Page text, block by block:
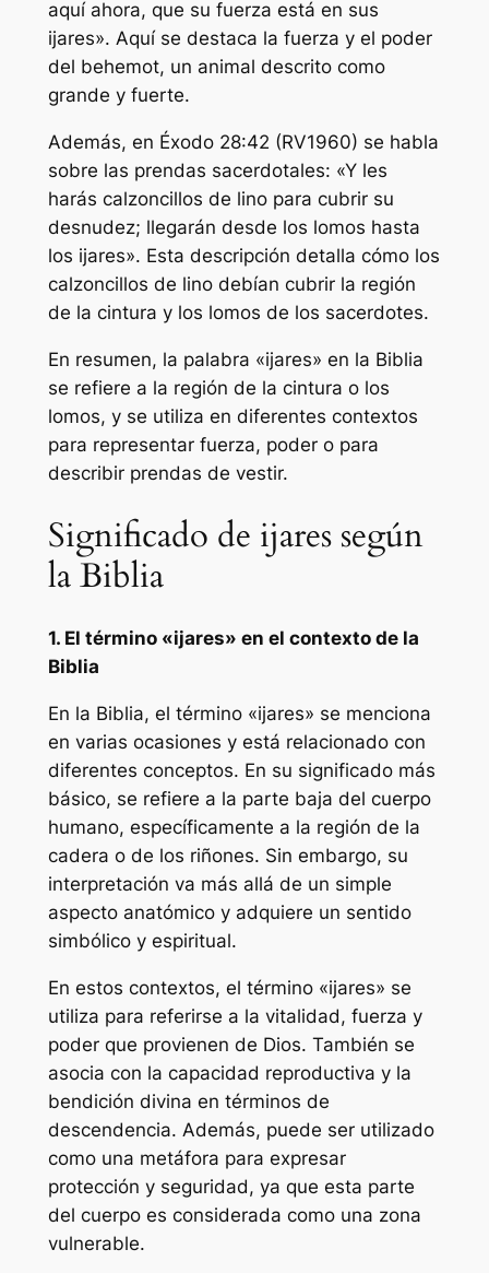
aquí ahora, que su fuerza está en sus
ijares». Aquí se destaca la fuerza y el poder
del behemot, un animal descrito como
grande y fuerte.
Además, en Éxodo 28:42 (RV1960) se habla
sobre las prendas sacerdotales: «Y les
harás calzoncillos de lino para cubrir su
desnudez; llegarán desde los lomos hasta
los ijares». Esta descripción detalla cómo los
calzoncillos de lino debían cubrir la región
de la cintura y los lomos de los sacerdotes.
En resumen, la palabra «ijares» en la Biblia
se refiere a la región de la cintura o los
lomos, y se utiliza en diferentes contextos
para representar fuerza, poder o para
describir prendas de vestir.
Significado de ijares según
la Biblia
1. El término «ijares» en el contexto de la
Biblia
En la Biblia, el término «ijares» se menciona
en varias ocasiones y está relacionado con
diferentes conceptos. En su significado más
básico, se refiere a la parte baja del cuerpo
humano, específicamente a la región de la
cadera o de los riñones. Sin embargo, su
interpretación va más allá de un simple
aspecto anatómico y adquiere un sentido
simbólico y espiritual.
En estos contextos, el término «ijares» se
utiliza para referirse a la vitalidad, fuerza y
poder que provienen de Dios. También se
asocia con la capacidad reproductiva y la
bendición divina en términos de
descendencia. Además, puede ser utilizado
como una metáfora para expresar
protección y seguridad, ya que esta parte
del cuerpo es considerada como una zona
vulnerable.